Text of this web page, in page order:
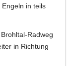
in teils
Radweg
in Richtung